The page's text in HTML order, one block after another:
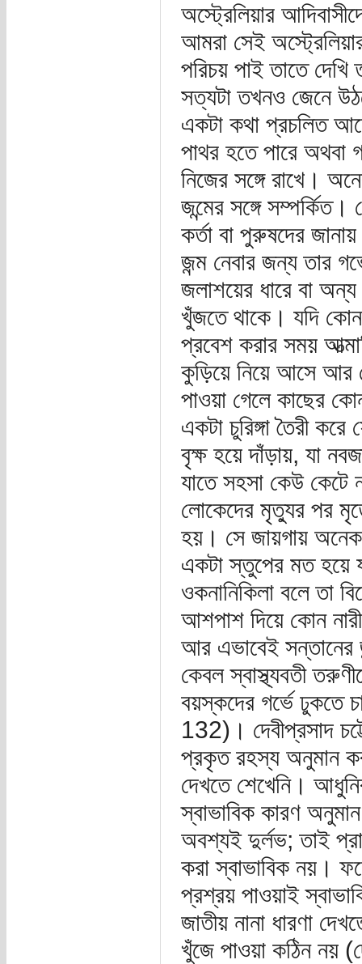
অস্ট্রেলিয়ার
আমরা সেই
পরিচয় পাই তাতে দেখি
সত্যটা তখনও জেনে
একটা কথা প্রচলিত
পাথর হতে পারে অথবা
নিজের সঙ্গে রাখে।
জন্মের সঙ্গে সম্পর্কিত।
কর্তা বা পুরুষদের
জন্ম নেবার জন্য তার
জলাশয়ের ধারে বা
খুঁজতে থাকে। যদি কোন
প্রবেশ করার সময়
কুড়িয়ে নিয়ে আসে আর
পাওয়া গেলে কাছের
একটা চুরিঙ্গা তৈরী
বৃক্ষ হয়ে দাঁড়ায়, যা
যাতে সহসা কেউ কেটে
লোকেদের মৃত্যুর পর
হয়। সে জায়গায় অনেক
একটা স্তুপের মত হয়ে
ওকনানিকিলা বলে তা
আশপাশ দিয়ে কোন
আর এভাবেই সন্তানের
কেবল স্বাস্থ্যবতী
বয়স্কদের গর্ভে
132)। দেবীপ্রসাদ
প্রকৃত রহস্য অনুমান
দেখতে শেখেনি।
স্বাভাবিক কারণ
অবশ্যই দুর্লভ; তাই
করা স্বাভাবিক নয়।
প্রশ্রয় পাওয়াই
জাতীয় নানা ধারণা
খুঁজে পাওয়া কঠিন নয়